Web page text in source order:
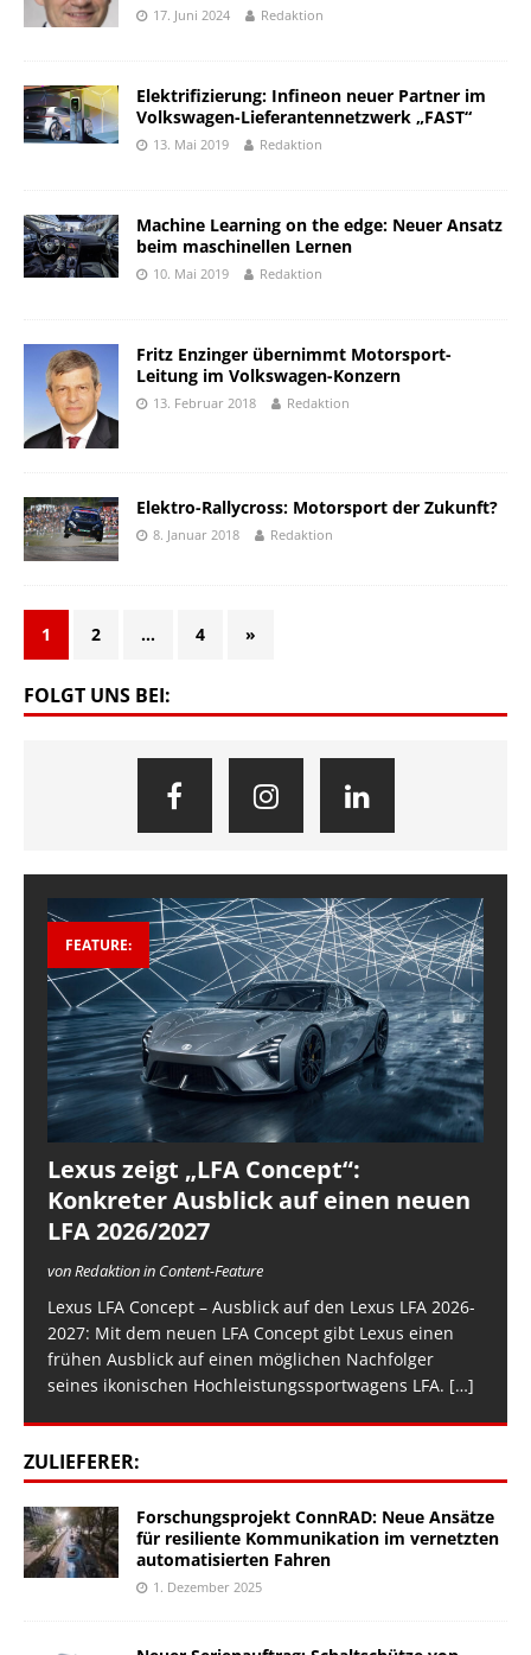
17. Juni 2024 Redaktion
Elektrifizierung: Infineon neuer Partner im
Volkswagen-Lieferantennetzwerk „FAST“
13. Mai 2019 Redaktion
Machine Learning on the edge: Neuer Ansatz
beim maschinellen Lernen
10. Mai 2019 Redaktion
Fritz Enzinger übernimmt Motorsport-
Leitung im Volkswagen-Konzern
13. Februar 2018 Redaktion
Elektro-Rallycross: Motorsport der Zukunft?
8. Januar 2018 Redaktion
1 2 … 4 »
FOLGT UNS BEI:
FEATURE:
Lexus zeigt „LFA Concept“:
Konkreter Ausblick auf einen neuen
LFA 2026/2027
von Redaktion in Content-Feature
Lexus LFA Concept – Ausblick auf den Lexus LFA 2026-
2027: Mit dem neuen LFA Concept gibt Lexus einen
frühen Ausblick auf einen möglichen Nachfolger
seines ikonischen Hochleistungssportwagens LFA. […]
ZULIEFERER:
Forschungsprojekt ConnRAD: Neue Ansätze
für resiliente Kommunikation im vernetzten
automatisierten Fahren
1. Dezember 2025